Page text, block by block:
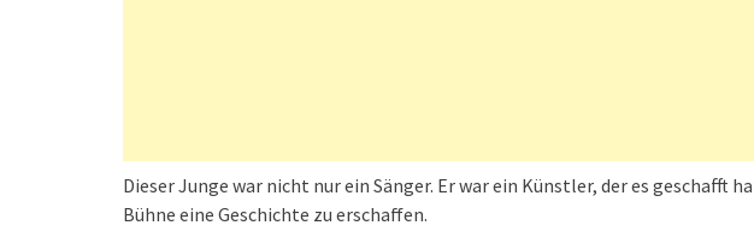
Dieser Junge war nicht nur ein Sänger. Er war ein Künstler, der es geschafft
Bühne eine Geschichte zu erschaffen.